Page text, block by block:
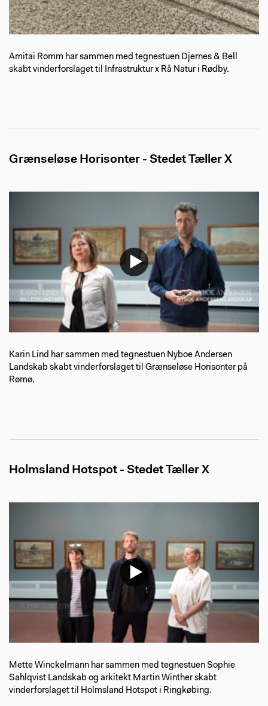
Amitai Romm har sammen med tegnestuen Djernes & Bell
skabt vinderforslaget til Infrastruktur x Rå Natur i Rødby.
Grænseløse Horisonter - Stedet Tæller X
Karin Lind har sammen med tegnestuen Nyboe Andersen
Landskab skabt vinderforslaget til Grænseløse Horisonter på
Rømø.
Holmsland Hotspot - Stedet Tæller X
Mette Winckelmann har sammen med tegnestuen Sophie
Sahlqvist Landskab og arkitekt Martin Winther skabt
vinderforslaget til Holmsland Hotspot i Ringkøbing.